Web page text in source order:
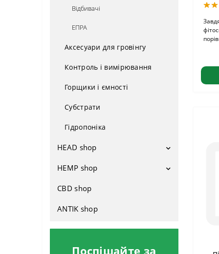
Низькорослі сорти
Медичні сорти
З Голландії
Для приміщення
Для вулиці
Гібриди
Швидкозростаючі
Відбивачі
ЕПРА
Аксесуари для гровінгу
Контроль і вимірювання
Горщики і ємності
Субстрати
Гідропоніка
HEAD shop
Напаси
Бонги
Водники
Баблери
Трубки
HEMP shop
Атрибутика
Взуття
Раста одяг
Побутові
CBD shop
ANTIK shop
Поспішайте за